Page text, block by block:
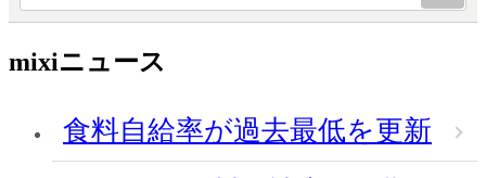
mixiニュース
食料自給率が過去最低を更新